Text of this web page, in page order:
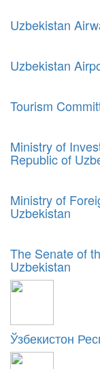
Uzbekistan
Uzbekistan
Tourism
Ministry of
Republic of
Ministry of
Uzbekistan
The Senate of
Uzbekistan
Ўзбекистон